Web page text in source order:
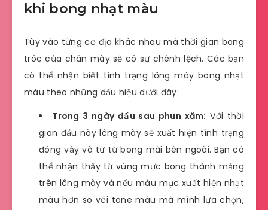
khi bong nhạt màu
Tùy vào từng cơ địa khác nhau mà thời gian bong
tróc của chân mày sẽ có sự chênh lệch. Các bạn
có thể nhận biết tình trạng lông mày bong nhạt
màu theo những dấu hiệu dưới đây:
Trong 3 ngày đầu sau phun xăm: Với thời
gian đầu này lông mày sẽ xuất hiện tình trạng
đóng vảy và từ từ bong mài bên ngoài. Bạn có
thể nhận thấy từ vùng mực bong thành mảng
trên lông mày và nếu màu mực xuất hiện nhạt
màu hơn so với tone màu mà mình lựa chọn,